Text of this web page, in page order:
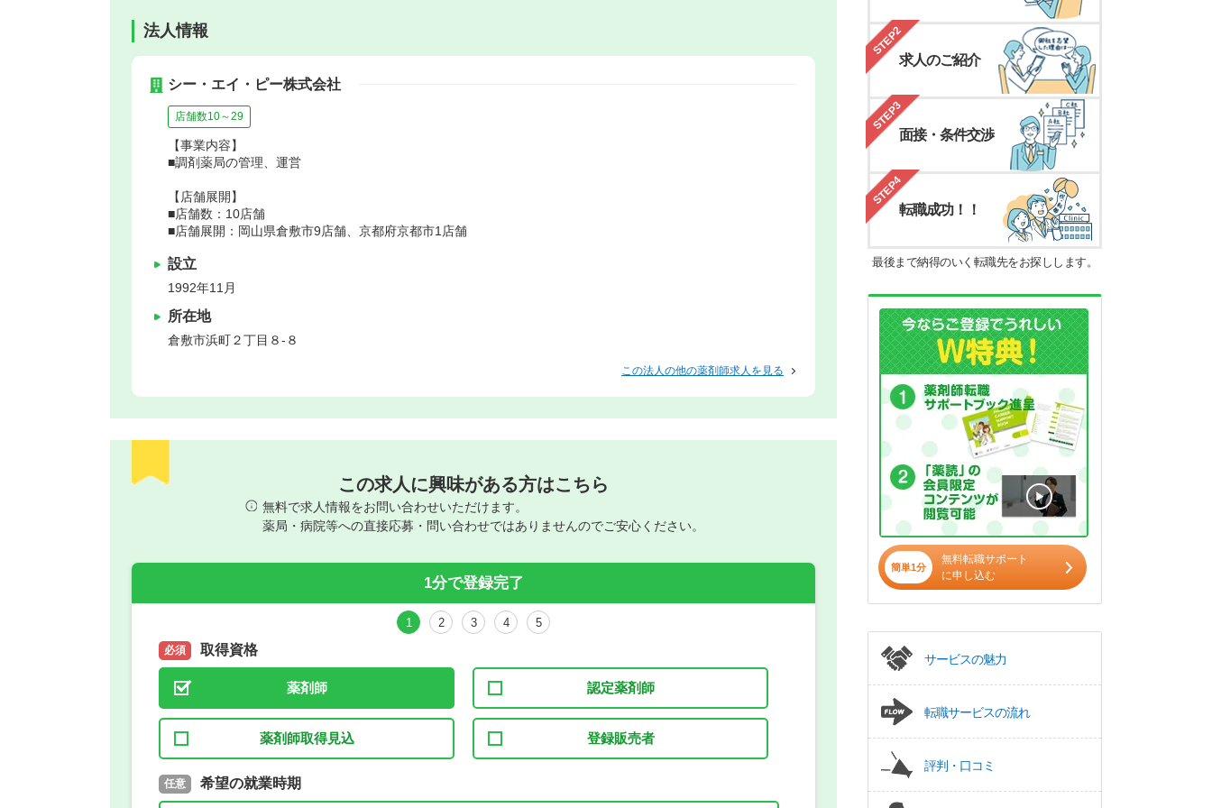
法人情報
シー・エイ・ピー株式会社
店舗数10～29
【事業内容】
■調剤薬局の管理、運営
【店舗展開】
■店舗数：10店舗
■店舗展開：岡山県倉敷市9店舗、京都府京都市1店舗
設立
1992年11月
所在地
倉敷市浜町２丁目８-８
この法人の他の薬剤師求人を見る
この求人に興味がある方はこちら
無料で求人情報をお問い合わせいただけます。
薬局・病院等への直接応募・問い合わせではありませんのでご安心ください。
1分で登録完了
1 2 3 4 5
必須 取得資格
薬剤師 認定薬剤師
薬剤師取得見込 登録販売者
必須 取得予定年
任意 希望の就業時期
希望の働き方
正社員
パート(週4日～5日)
STEP2
求人のご紹介
STEP3
面接・条件交渉
STEP4
転職成功！！
最後まで納得のいく転職先をお探しします。
簡単1分
無料転職サポート
に申し込む
サービスの魅力
転職サービスの流れ
評判・口コミ